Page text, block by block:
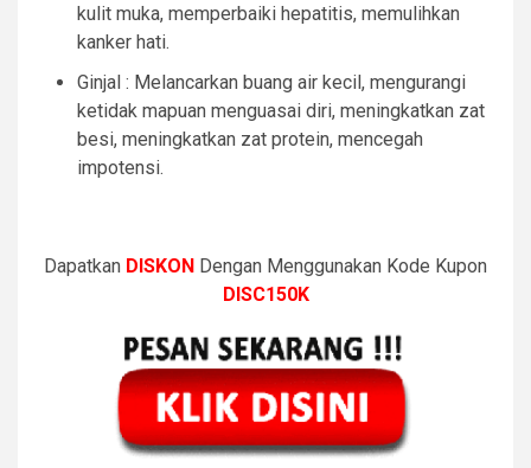
kulit muka, memperbaiki hepatitis, memulihkan
kanker hati.
Ginjal : Melancarkan buang air kecil, mengurangi
ketidak mapuan menguasai diri, meningkatkan zat
besi, meningkatkan zat protein, mencegah
impotensi.
Dapatkan DISKON Dengan Menggunakan Kode Kupon
DISC150K